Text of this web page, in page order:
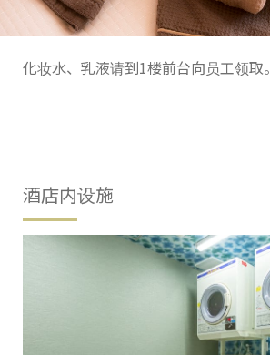
化妆水、乳液请到1楼前台向员工领取。
酒店内设施